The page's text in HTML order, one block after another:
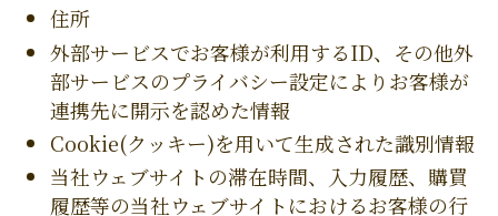
住所
外部サービスでお客様が利用するID、その他外
部サービスのプライバシー設定によりお客様が
連携先に開示を認めた情報
Cookie(クッキー)を用いて生成された識別情報
当社ウェブサイトの滞在時間、入力履歴、購買
履歴等の当社ウェブサイトにおけるお客様の行